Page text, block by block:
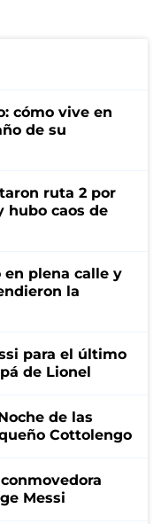
cómo vive en
de su
ruta 2 por
hubo caos de
en plena calle y
la
para el último
de Lionel
de las
Cottolengo
Messi